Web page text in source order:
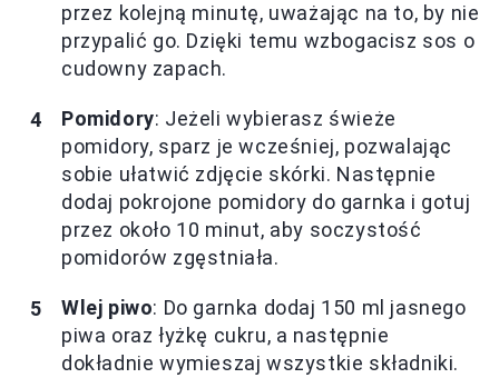
przez kolejną minutę, uważając na to, by nie
przypalić go. Dzięki temu wzbogacisz sos o
cudowny zapach.
Pomidory: Jeżeli wybierasz świeże
pomidory, sparz je wcześniej, pozwalając
sobie ułatwić zdjęcie skórki. Następnie
dodaj pokrojone pomidory do garnka i gotuj
przez około 10 minut, aby soczystość
pomidorów zgęstniała.
Wlej piwo: Do garnka dodaj 150 ml jasnego
piwa oraz łyżkę cukru, a następnie
dokładnie wymieszaj wszystkie składniki.